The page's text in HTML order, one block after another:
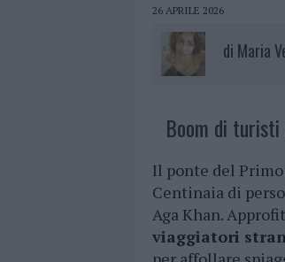
26 APRILE 2026
di Maria
Boom di turisti
Il ponte del
Centinaia di
Aga Khan.
viaggiatori